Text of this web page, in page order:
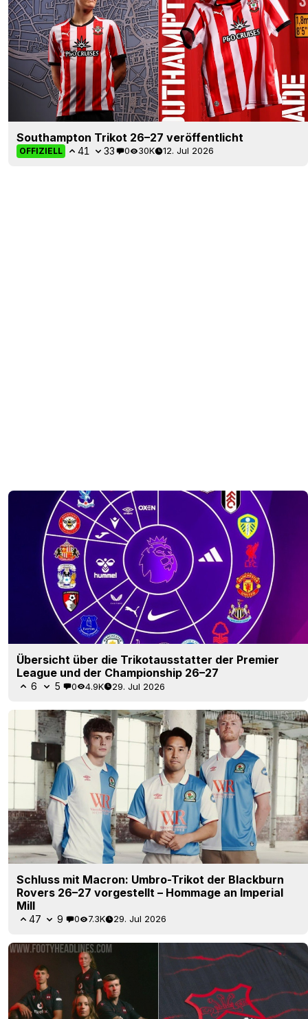
Southampton Trikot 26–27 veröffentlicht
OFFIZIELL 41 33 0 30K 12. Jul 2026
Übersicht über die Trikotausstatter der Premier
League und der Championship 26–27
6 5 0 4.9K 29. Jul 2026
Schluss mit Macron: Umbro-Trikot der Blackburn
Rovers 26–27 vorgestellt – Hommage an Imperial
Mill
47 9 0 7.3K 29. Jul 2026